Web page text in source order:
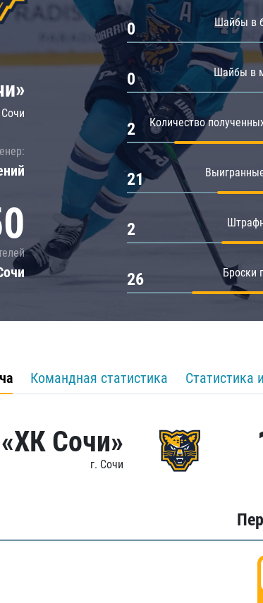
Локомотив
ЦСКА
Шанхайские Драконы
Амур
Барыс
Салават Юлаев
Сочи
Шайбы в
0
Шайбы в
0
Количество
2
21
2
Броски
26
Командная статистика Статистика
«ХК Сочи»
г. Сочи